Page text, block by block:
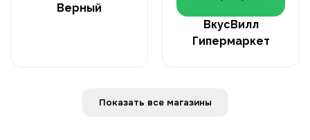
Верный
ВкусВилл
Гипермаркет
Показать все магазины